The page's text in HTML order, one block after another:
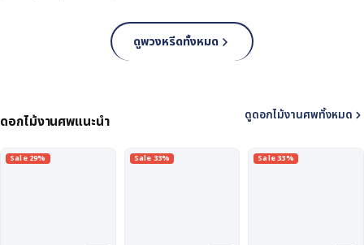
ดูพวงหรีดทั้งหมด
ดอกไม้งานศพแนะนำ ดูดอกไม้งานศพทั้งหมด
Sale 29% Sale 33% Sale 33%